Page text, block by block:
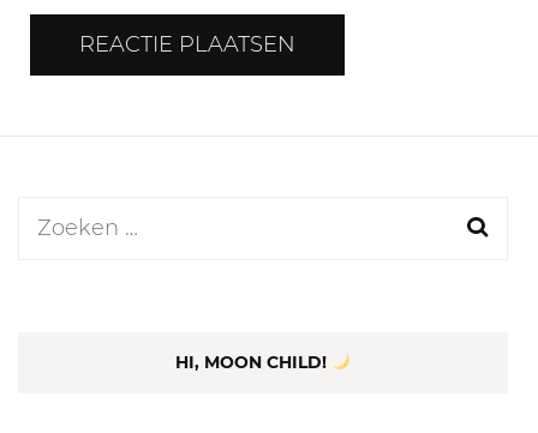
Zoeken
HI, MOON CHILD!